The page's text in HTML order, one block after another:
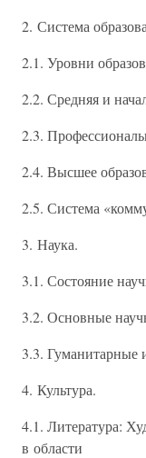
2. Система
2.1. Уровни
2.2. Средняя и
2.3.
2.4. Высшее
2.5. Система
3. Наука.
3.1. Состояние
3.2. Основные
3.3. Гуманитарные
4. Культура.
4.1. Литература:
в области